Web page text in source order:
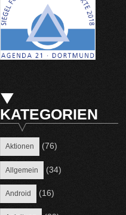
KATEGORIEN
Aktionen (76)
Allgemein (34)
Android (16)